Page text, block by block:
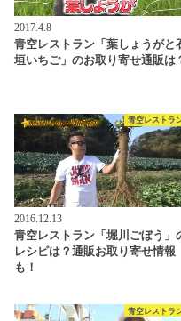
2017.4.8
青空レストラン「葉しょうがと
垣いちご」のお取り寄せ通販は
青空レストラ
2016.12.13
青空レストラン「堀川ごぼう」
レシピは？通販お取り寄せ情報
も！
青空レストラ